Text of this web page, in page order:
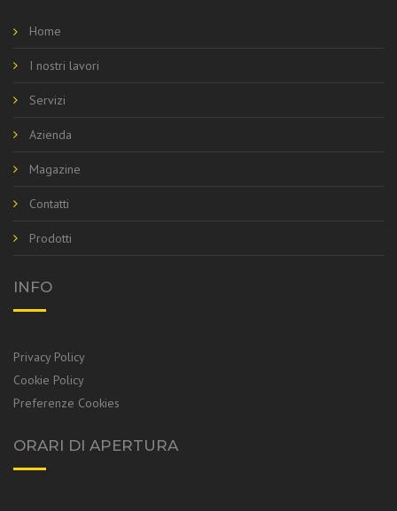
Home
I nostri lavori
Servizi
Azienda
Magazine
Contatti
Prodotti
INFO
Privacy Policy
Cookie Policy
Preferenze Cookies
ORARI DI APERTURA